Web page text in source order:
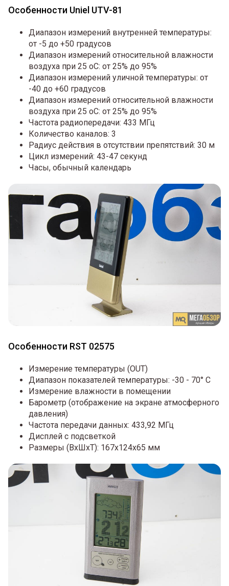
Особенности Uniel UTV-81
Диапазон измерений внутренней температуры:
от -5 до +50 градусов
Диапазон измерений относительной влажности
воздуха при 25 оС: от 25% до 95%
Диапазон измерений уличной температуры: от
-40 до +60 градусов
Диапазон измерений относительной влажности
воздуха при 25 оС: от 25% до 95%
Частота радиопередачи: 433 МГц
Количество каналов: 3
Радиус действия в отсутствии препятствий: 30 м
Цикл измерений: 43-47 секунд
Часы, обычный календарь
Особенности RST 02575
Измерение температуры (OUT)
Диапазон показателей температуры: -30 - 70° C
Измерение влажности в помещении
Барометр (отображение на экране атмосферного
давления)
Частота передачи данных: 433,92 МГц
Дисплей с подсветкой
Размеры (ВхШхТ): 167х124х65 мм